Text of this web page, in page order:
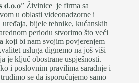
Živinice je firma sa
u oblasti videonadzorne i
uređaja, bijele tehnike, kućanskih
periodu stvorimo što veći
koji bi nam svojim povjerenjem
usluga dignemo na još viši
je ključ obostrane uspješnosti.
i poslovnim pravilima saradnje i
se da isporučujemo samo